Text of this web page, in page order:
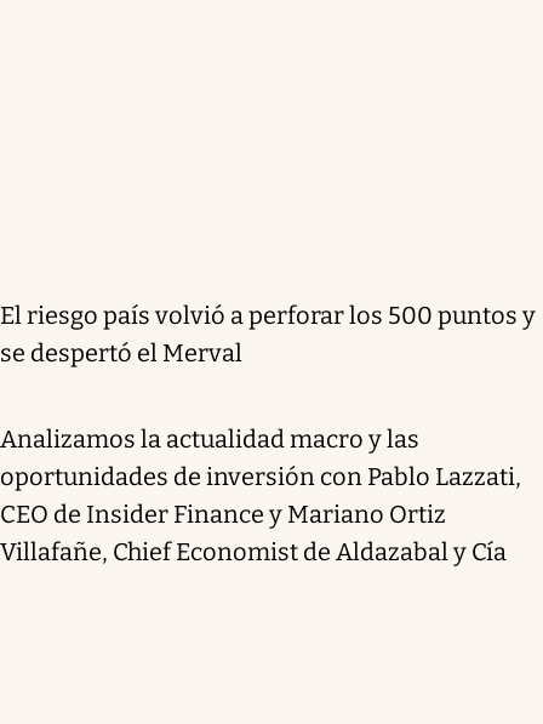
El riesgo país volvió a perforar los 500 puntos y
se despertó el Merval
Analizamos la actualidad macro y las
oportunidades de inversión con Pablo Lazzati,
CEO de Insider Finance y Mariano Ortiz
Villafañe, Chief Economist de Aldazabal y Cía